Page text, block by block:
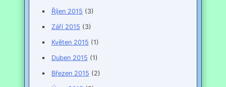
Říjen 2015 (3)
Září 2015 (3)
Květen 2015 (1)
Duben 2015 (1)
Březen 2015 (2)